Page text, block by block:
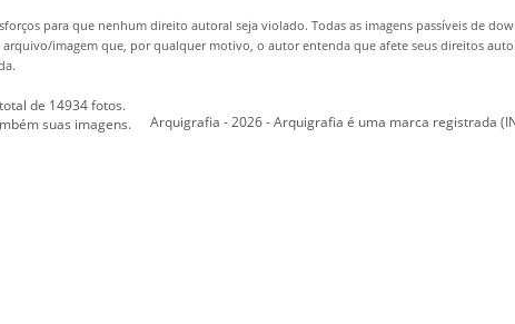
para que nenhum direito autoral seja violado. Todas as imagens passíveis de
arquivo/imagem que, por qualquer motivo, o autor entenda que afete seus direitos
de 14934 fotos.
suas imagens. Arquigrafia - 2026 - Arquigrafia é uma marca registrada